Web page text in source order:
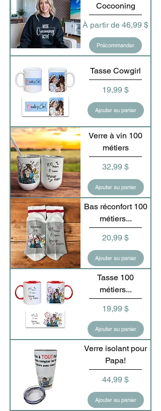
Cocooning
À partir de 46,99 $
Prix promotionnel
Précommander
Tasse Cowgirl
Prix
19,99 $
Ajouter au panier
Verre à vin 100
métiers
Prix
32,99 $
Ajouter au panier
Bas réconfort 100
métiers...
Prix
20,99 $
Ajouter au panier
Tasse 100
métiers...
Prix
19,99 $
Ajouter au panier
Verre isolant pour
Papa!
Prix
44,99 $
Ajouter au panier